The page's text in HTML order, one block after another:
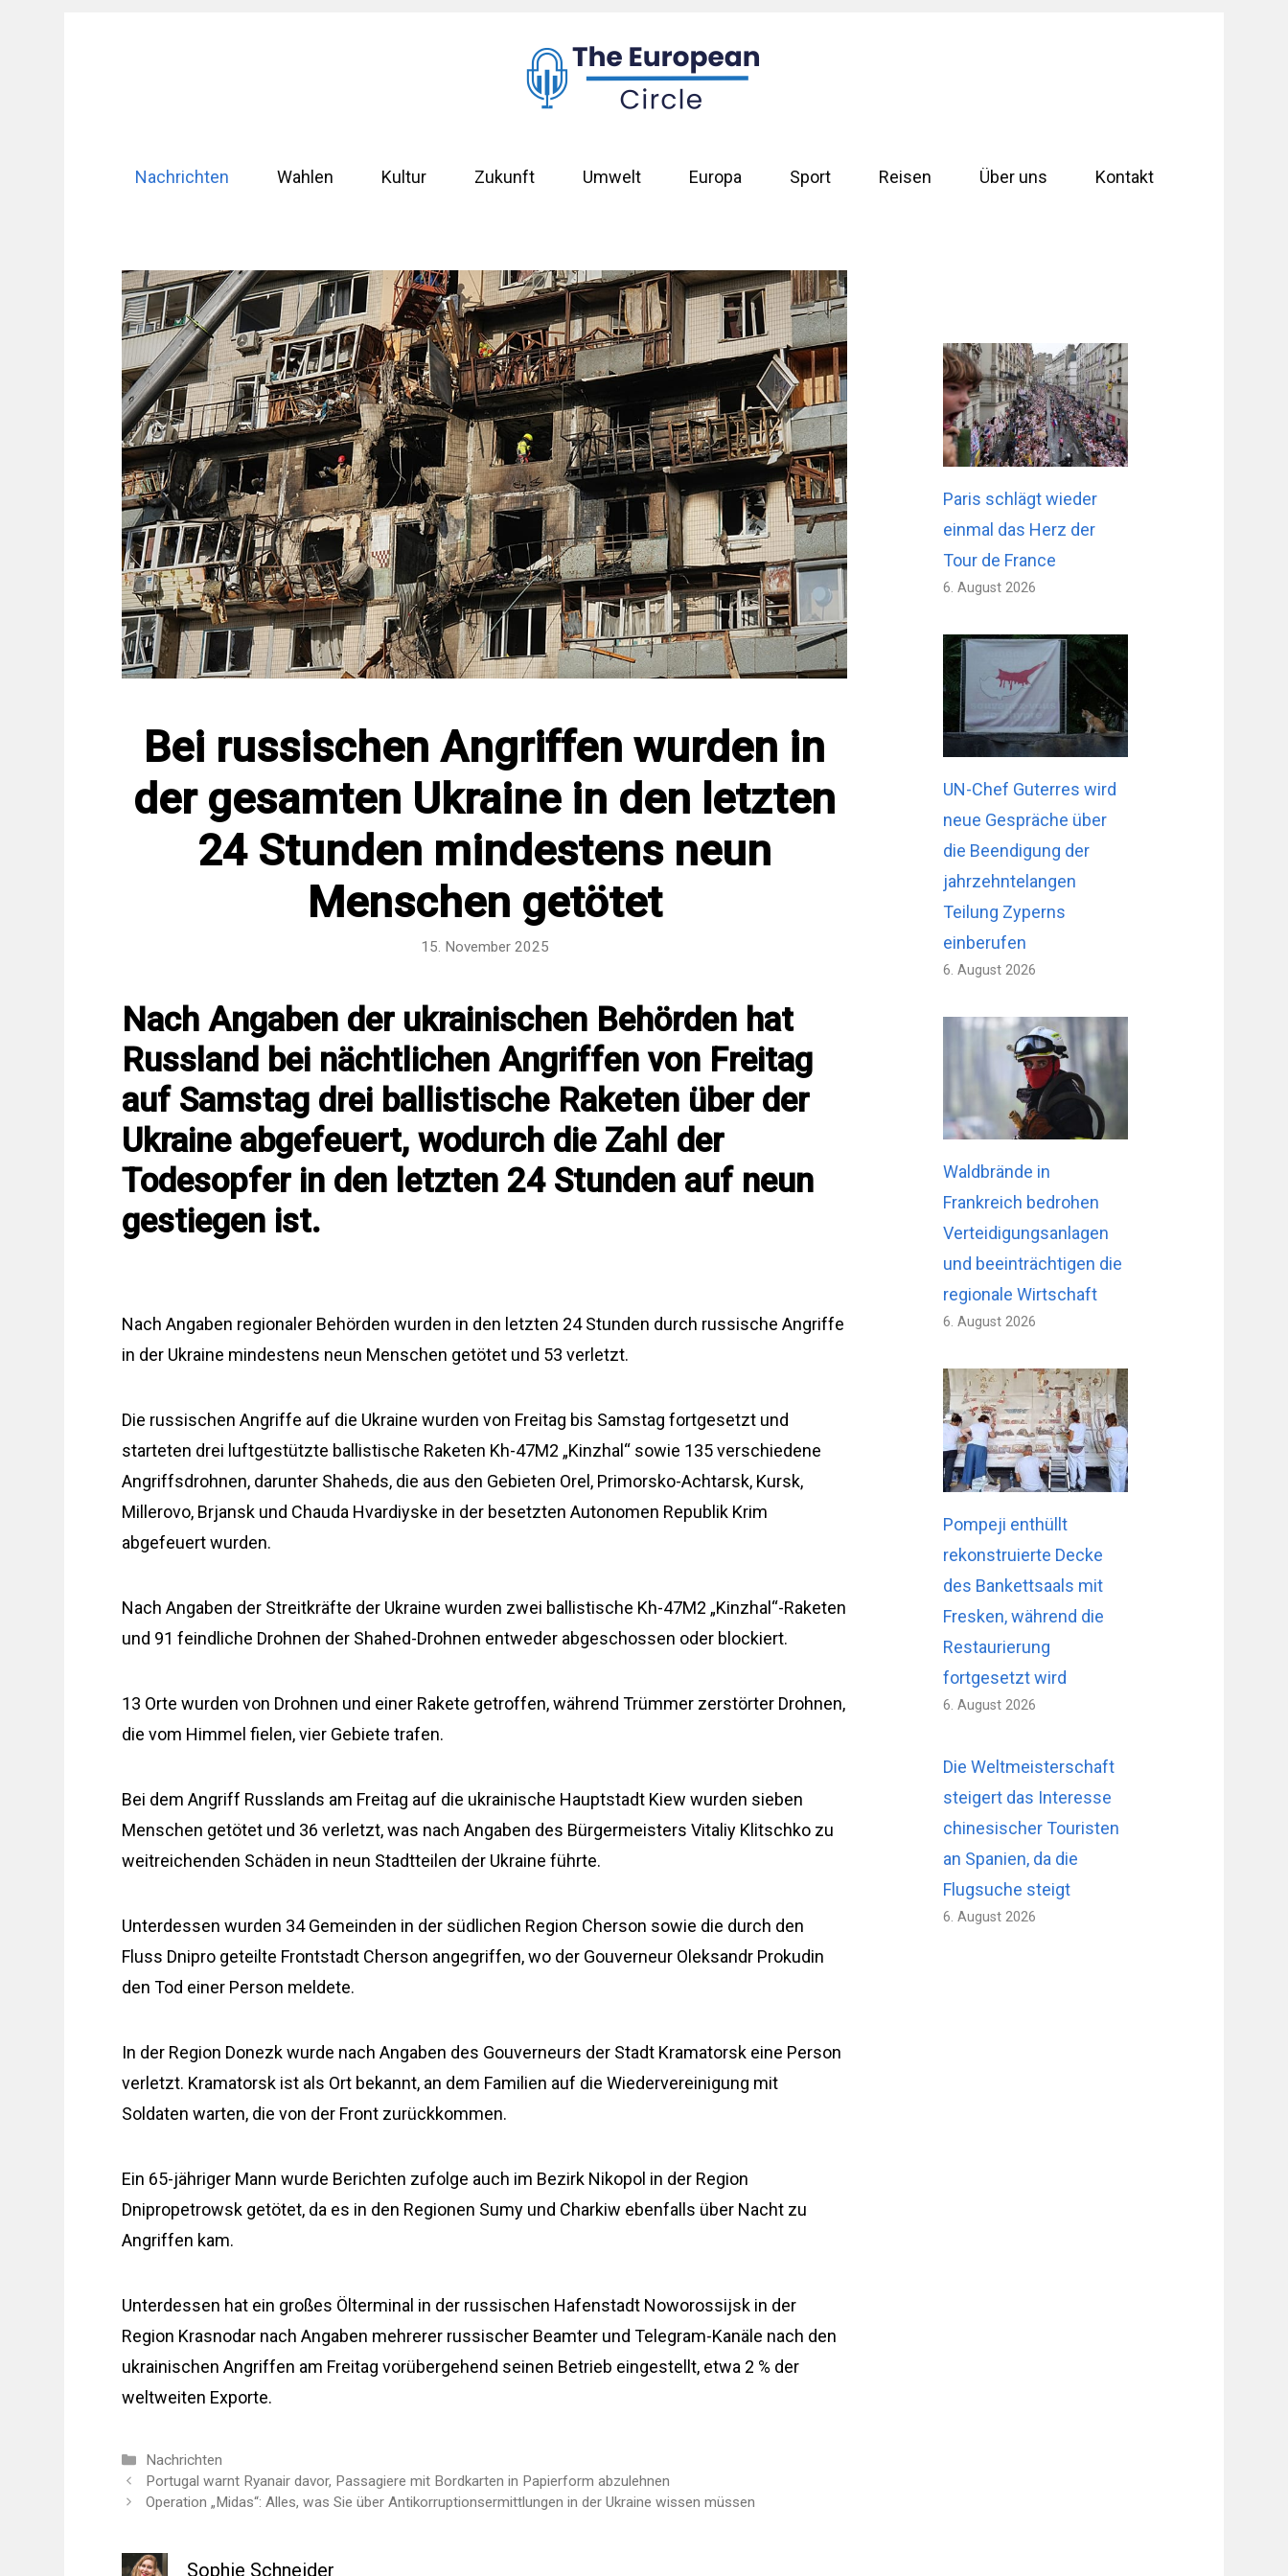
Nachrichten Wahlen Kultur Zukunft Umwelt Europa Sport Reisen Über uns Kontakt
Bei russischen Angriffen wurden in
der gesamten Ukraine in den letzten
24 Stunden mindestens neun
Menschen getötet
15. November 2025
Nach Angaben der ukrainischen Behörden hat
Russland bei nächtlichen Angriffen von Freitag
auf Samstag drei ballistische Raketen über der
Ukraine abgefeuert, wodurch die Zahl der
Todesopfer in den letzten 24 Stunden auf neun
gestiegen ist.
Nach Angaben regionaler Behörden wurden in den letzten 24 Stunden durch russische Angriffe
in der Ukraine mindestens neun Menschen getötet und 53 verletzt.
Die russischen Angriffe auf die Ukraine wurden von Freitag bis Samstag fortgesetzt und
starteten drei luftgestützte ballistische Raketen Kh-47M2 „Kinzhal“ sowie 135 verschiedene
Angriffsdrohnen, darunter Shaheds, die aus den Gebieten Orel, Primorsko-Achtarsk, Kursk,
Millerovo, Brjansk und Chauda Hvardiyske in der besetzten Autonomen Republik Krim
abgefeuert wurden.
Nach Angaben der Streitkräfte der Ukraine wurden zwei ballistische Kh-47M2 „Kinzhal“-Raketen
und 91 feindliche Drohnen der Shahed-Drohnen entweder abgeschossen oder blockiert.
13 Orte wurden von Drohnen und einer Rakete getroffen, während Trümmer zerstörter Drohnen,
die vom Himmel fielen, vier Gebiete trafen.
Bei dem Angriff Russlands am Freitag auf die ukrainische Hauptstadt Kiew wurden sieben
Menschen getötet und 36 verletzt, was nach Angaben des Bürgermeisters Vitaliy Klitschko zu
weitreichenden Schäden in neun Stadtteilen der Ukraine führte.
Unterdessen wurden 34 Gemeinden in der südlichen Region Cherson sowie die durch den
Fluss Dnipro geteilte Frontstadt Cherson angegriffen, wo der Gouverneur Oleksandr Prokudin
den Tod einer Person meldete.
In der Region Donezk wurde nach Angaben des Gouverneurs der Stadt Kramatorsk eine Person
verletzt. Kramatorsk ist als Ort bekannt, an dem Familien auf die Wiedervereinigung mit
Soldaten warten, die von der Front zurückkommen.
Ein 65-jähriger Mann wurde Berichten zufolge auch im Bezirk Nikopol in der Region
Dnipropetrowsk getötet, da es in den Regionen Sumy und Charkiw ebenfalls über Nacht zu
Angriffen kam.
Unterdessen hat ein großes Ölterminal in der russischen Hafenstadt Noworossijsk in der
Region Krasnodar nach Angaben mehrerer russischer Beamter und Telegram-Kanäle nach den
ukrainischen Angriffen am Freitag vorübergehend seinen Betrieb eingestellt, etwa 2 % der
weltweiten Exporte.
Kategorien
Nachrichten
Portugal warnt Ryanair davor, Passagiere mit Bordkarten in Papierform abzulehnen
Operation „Midas“: Alles, was Sie über Antikorruptionsermittlungen in der Ukraine wissen müssen
Sophie Schneider
Paris schlägt wieder
einmal das Herz der
Tour de France
6. August 2026
UN-Chef Guterres wird
neue Gespräche über
die Beendigung der
jahrzehntelangen
Teilung Zyperns
einberufen
6. August 2026
Waldbrände in
Frankreich bedrohen
Verteidigungsanlagen
und beeinträchtigen die
regionale Wirtschaft
6. August 2026
Pompeji enthüllt
rekonstruierte Decke
des Bankettsaals mit
Fresken, während die
Restaurierung
fortgesetzt wird
6. August 2026
Die Weltmeisterschaft
steigert das Interesse
chinesischer Touristen
an Spanien, da die
Flugsuche steigt
6. August 2026